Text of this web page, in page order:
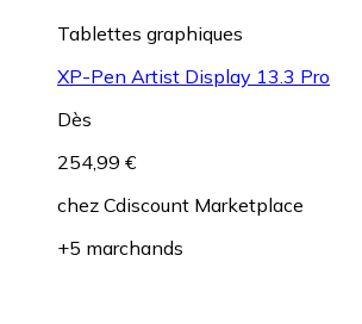
Tablettes graphiques
XP-Pen Artist Display 13.3 Pro
Dès
254,99 €
chez Cdiscount Marketplace
+5 marchands